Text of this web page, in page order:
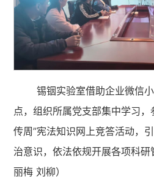
锡铟实验室借助企业微信
点，组织所属党支部集中学习
传周”宪法知识网上竞答活动，
治意识，依法依规开展各项科
丽梅 刘柳）